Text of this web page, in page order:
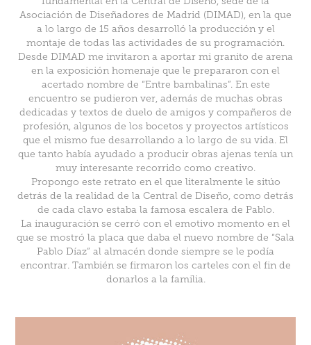
Asociación de Diseñadores de Madrid (DIMAD), en la que
a lo largo de 15 años desarrolló la producción y el
montaje de todas las actividades de su programación.
Desde DIMAD me invitaron a aportar mi granito de arena
en la exposición homenaje que le prepararon con el
acertado nombre de “Entre bambalinas”. En este
encuentro se pudieron ver, además de muchas obras
dedicadas y textos de duelo de amigos y compañeros de
profesión, algunos de los bocetos y proyectos artísticos
que el mismo fue desarrollando a lo largo de su vida. El
que tanto había ayudado a producir obras ajenas tenía un
muy interesante recorrido como creativo.
Propongo este retrato en el que literalmente le sitúo
detrás de la realidad de la Central de Diseño, como detrás
de cada clavo estaba la famosa escalera de Pablo.
La inauguración se cerró con el emotivo momento en el
que se mostró la placa que daba el nuevo nombre de “Sala
Pablo Díaz” al almacén donde siempre se le podía
encontrar. También se firmaron los carteles con el fin de
donarlos a la familia.